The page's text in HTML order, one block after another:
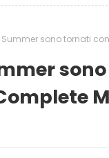
sono tornati